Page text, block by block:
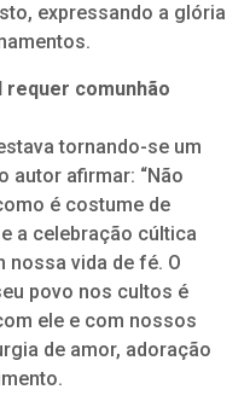
expressando a glória
requer comunhão
tornando-se um
autor afirmar: “Não
é costume de
a celebração cúltica
nossa vida de fé. O
povo nos cultos é
ele e com nossos
de amor, adoração